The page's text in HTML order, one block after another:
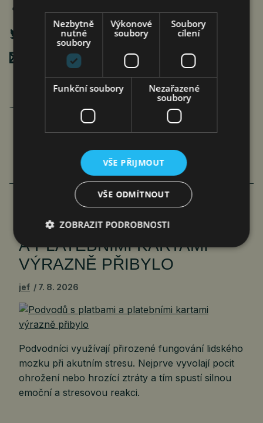
Poslat mailem
články autora >
VÍCE ČLÁNKŮ O EKONOMICE
PODVODŮ S PLATBAMI
A PLATEBNÍMI KARTAMI
VÝRAZNĚ PŘIBYLO
jef 7. 8. 2026
Podvodníci využívají přirozené fungování lidského
mozku při akutním stresu. Nejprve vyvolají pocit
ohrožení nebo hrozící ztráty a tím spustí silnou
emoční a stresovou reakci.
Nezbytně
nutné
soubory
Výkonové
soubory
Soubory
cílení
Funkční soubory
Nezařazené
soubory
VŠE PŘIJMOUT
VŠE ODMÍTNOUT
ZOBRAZIT PODROBNOSTI